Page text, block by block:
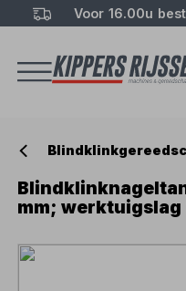
Voor 16.00u
mm; werktuigslag